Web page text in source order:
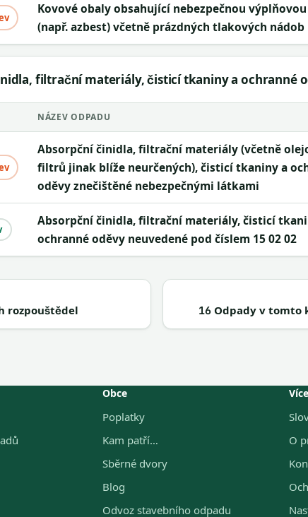
Kovové obaly obsahující nebezpečnou výplňovou hmotu
(např. azbest) včetně prázdných tlakových nádob
filtrační materiály, čisticí tkaniny a ochranné
NÁZEV ODPADU
Absorpční činidla, filtrační materiály (včetně olejových
filtrů jinak blíže neurčených), čisticí tkaniny a
oděvy znečištěné nebezpečnými látkami
Absorpční činidla, filtrační materiály, čisticí tkaniny a
ochranné oděvy neuvedené pod číslem 15 02 02
rozpouštědel 16 Odpady v tomto
Obce
Poplatky
Kam patří…
Sběrné dvory
Blog
Odvoz stavebního odpadu
Více
O